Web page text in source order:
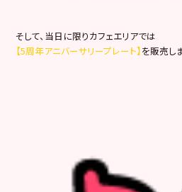
そして、当日に限りカフェエリアでは
【5周年アニバーサリープレート】を販売し